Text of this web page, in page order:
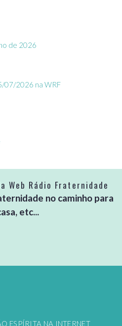
de 2026
07/2026 na WRF
Web Rádio Fraternidade
no caminho para
etc...
ESPÍRITA NA INTERNET